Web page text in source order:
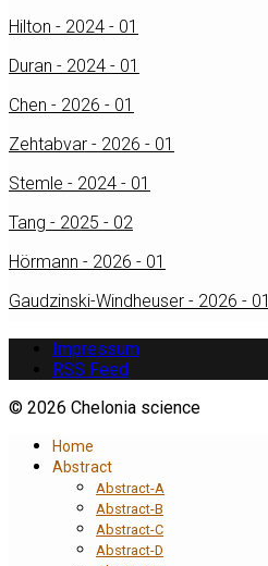
Hilton - 2024 - 01
Duran - 2024 - 01
Chen - 2026 - 01
Zehtabvar - 2026 - 01
Stemle - 2024 - 01
Tang - 2025 - 02
Hörmann - 2026 - 01
Gaudzinski-Windheuser - 2026 - 01
Impressum
RSS Feed
© 2026 Chelonia science
Home
Abstract
Abstract-A
Abstract-B
Abstract-C
Abstract-D